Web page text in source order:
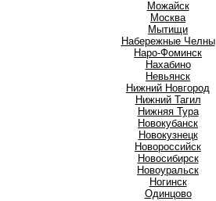
Можайск
Москва
Мытищи
Набережные Челны
Наро-Фоминск
Нахабино
Невьянск
Нижний Новгород
Нижний Тагил
Нижняя Тура
Новокубанск
Новокузнецк
Новороссийск
Новосибирск
Новоуральск
Ногинск
Одинцово